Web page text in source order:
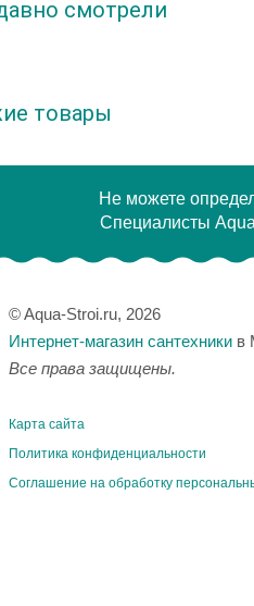
смотрели
товары
Не можете
Специалисты
© Aqua-Stroi.ru, 2026
Интернет-магазин сантехники в
Все права защищены.
Карта сайта
Политика конфиденциальности
Соглашение на обработку